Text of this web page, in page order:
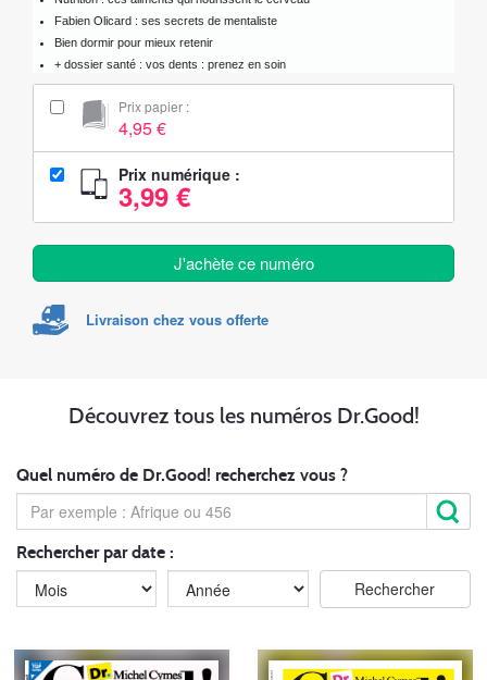
Fabien Olicard : ses secrets de mentaliste
Bien dormir pour mieux retenir
+ dossier santé : vos dents : prenez en soin
Prix papier :
4,95 €
Prix numérique :
3,99 €
J'achète ce numéro
Livraison chez vous offerte
Découvrez tous les numéros Dr.Good!
Quel numéro de Dr.Good! recherchez vous ?
Rechercher par date :